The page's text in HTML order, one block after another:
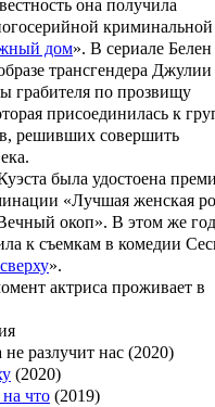
она получила
криминальной
дом». В сериале Белен
трансгендера Джулии
грабителя по прозвищу
присоединилась к
решивших совершить
была удостоена
«Лучшая женская
окоп». В этом же
к съемкам в комедии
».
актриса проживает в
не разлучит нас (2020)
(2020)
что (2019)